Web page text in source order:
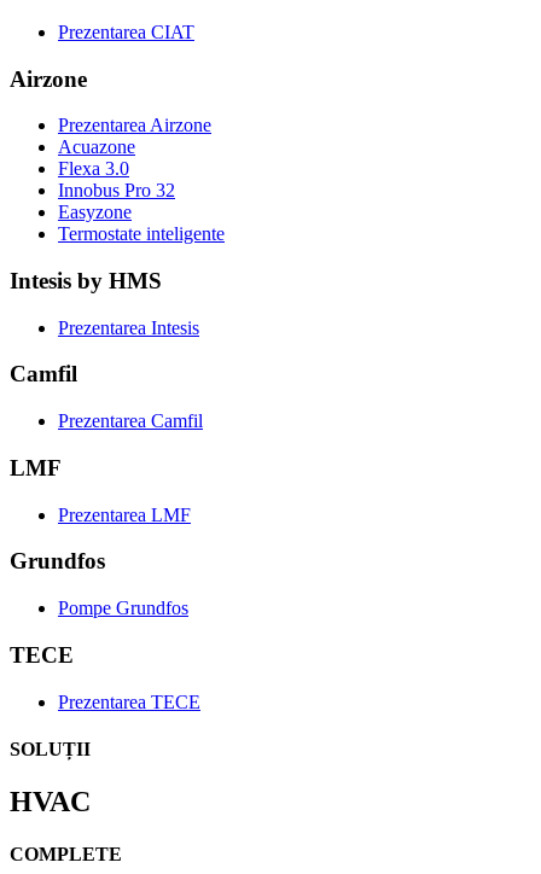
Prezentarea CIAT
Airzone
Prezentarea Airzone
Acuazone
Flexa 3.0
Innobus Pro 32
Easyzone
Termostate inteligente
Intesis by HMS
Prezentarea Intesis
Camfil
Prezentarea Camfil
LMF
Prezentarea LMF
Grundfos
Pompe Grundfos
TECE
Prezentarea TECE
SOLUȚII
HVAC
COMPLETE